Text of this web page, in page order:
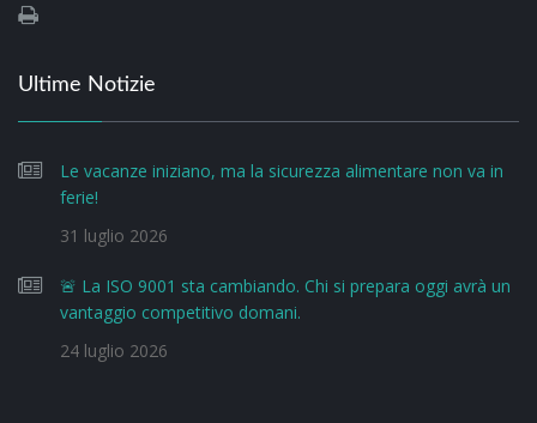
Ultime Notizie
Le vacanze iniziano, ma la sicurezza alimentare non va in
ferie!
31 luglio 2026
🚨 La ISO 9001 sta cambiando. Chi si prepara oggi avrà un
vantaggio competitivo domani.
24 luglio 2026